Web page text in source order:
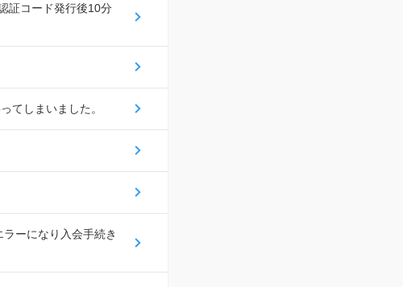
証コード発行後10分
てしまいました。
ーになり入会手続き